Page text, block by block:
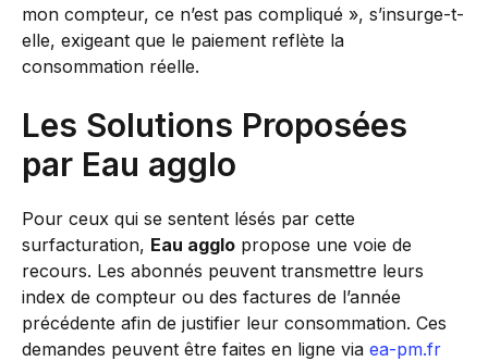
mon compteur, ce n’est pas compliqué », s’insurge-t-
elle, exigeant que le paiement reflète la
consommation réelle.
Les Solutions Proposées
par Eau agglo
Pour ceux qui se sentent lésés par cette
surfacturation, Eau agglo propose une voie de
recours. Les abonnés peuvent transmettre leurs
index de compteur ou des factures de l’année
précédente afin de justifier leur consommation. Ces
demandes peuvent être faites en ligne via ea-pm.fr